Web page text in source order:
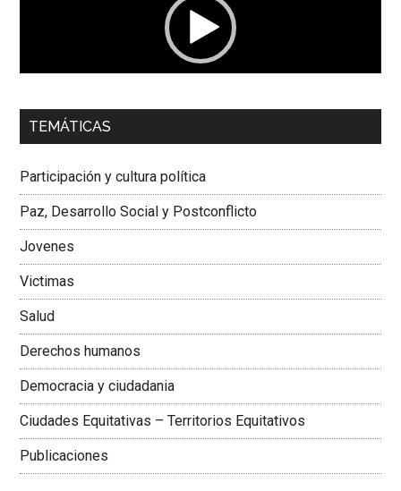
00:00 01:04
Dra. Carolina Corcho Mejía,Presidenta Corporación
Colombiana
TEMÁTICAS
Participación y cultura política
Paz, Desarrollo Social y Postconflicto
Jovenes
Victimas
Salud
Derechos humanos
Democracia y ciudadania
Ciudades Equitativas – Territorios Equitativos
Publicaciones